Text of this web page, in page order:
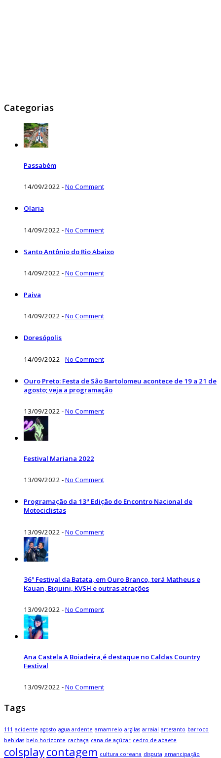
Categorias
Passabém
14/09/2022 -No Comment
Olaria
14/09/2022 -No Comment
Santo Antônio do Rio Abaixo
14/09/2022 -No Comment
Paiva
14/09/2022 -No Comment
Doresópolis
14/09/2022 -No Comment
Ouro Preto: Festa de São Bartolomeu acontece de 19 a 21 de
agosto; veja a programação
13/09/2022 -No Comment
Festival Mariana 2022
13/09/2022 -No Comment
Programação da 13ª Edição do Encontro Nacional de
Motociclistas
13/09/2022 -No Comment
36º Festival da Batata, em Ouro Branco, terá Matheus e
Kauan, Biquini, KVSH e outras atrações
13/09/2022 -No Comment
Ana Castela A Boiadeira,é destaque no Caldas Country
Festival
13/09/2022 -No Comment
Tags
111 acidente agosto agua ardente amamrelo argilas arraial artesanto barroco
bebidas belo horizonte cachaça cana de açúcar cedro de abaete
colsplaycontagem cultura coreana disputa emancipação